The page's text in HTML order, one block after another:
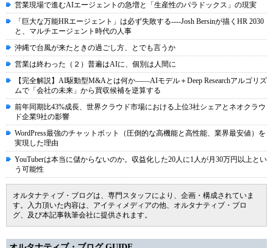
営業現場で進むAIエージェントの急増と「生産性のパラドックス」の現実
「巨大な万能HRエージェント」は必ず失敗する----Josh Bersinが描くHR 2030
と、マルチエージェント時代の人事
沖縄で台風が来たときの過ごし方、とでも言うか
営業は終わった（２）普遍はAIに、個別は人間に
【完全解説】AI駆動型M&Aとは何か――AIモデル＋Deep Researchアルゴリズ
ムで「会社の未来」から買収候補を逆算する
前年同期比43%成長、世界クラウド市場における上位3社シェアとネオクラウ
ド企業9社の影響
WordPress最強のチャットボット（圧倒的な高機能と高性能、業界最安値）を
実現した理由
YouTuberは本当に儲からないのか。収益化した20人に1人が月30万円以上とい
う可能性
オルタナティブ・ブログは、専門スタッフにより、企画・構成されていま
す。入力頂いた内容は、アイティメディアの他、オルタナティブ・ブロ
グ、及び本記事執筆会社に提供されます。